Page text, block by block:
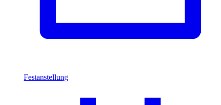
Festanstellung